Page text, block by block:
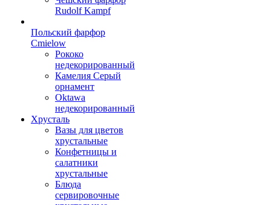
Rudolf Kampf
Польский фарфор
Сmielow
Рококо
недекорированный
Камелия Серый
орнамент
Oktawa
недекорированный
Хрусталь
Вазы для цветов
хрустальные
Конфетницы и
салатники
хрустальные
Блюда
сервировочные